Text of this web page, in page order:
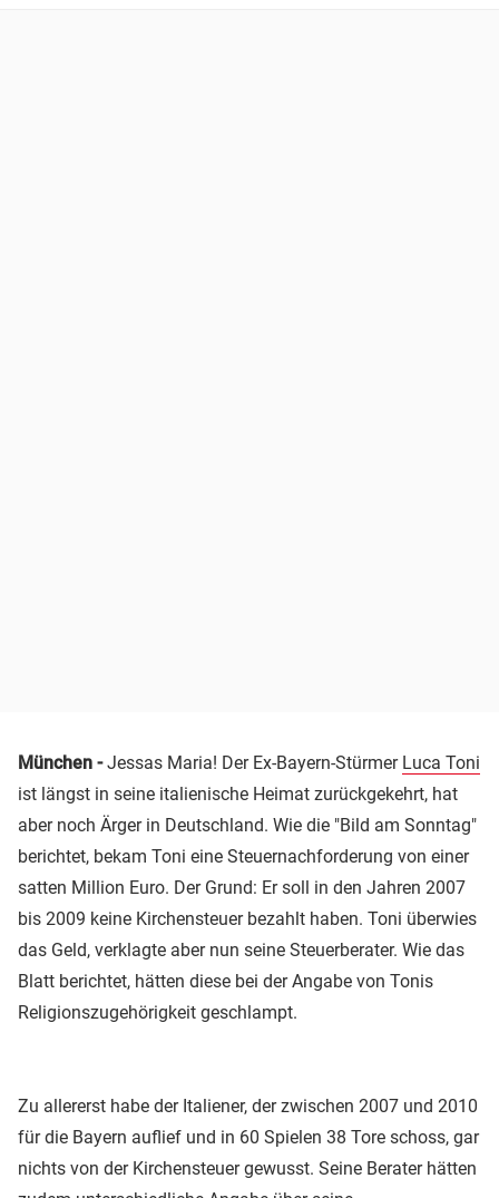
München -Jessas Maria! Der Ex-Bayern-Stürmer Luca Toni
ist längst in seine italienische Heimat zurückgekehrt, hat
aber noch Ärger in Deutschland. Wie die "Bild am Sonntag"
berichtet, bekam Toni eine Steuernachforderung von einer
satten Million Euro. Der Grund: Er soll in den Jahren 2007
bis 2009 keine Kirchensteuer bezahlt haben. Toni überwies
das Geld, verklagte aber nun seine Steuerberater. Wie das
Blatt berichtet, hätten diese bei der Angabe von Tonis
Religionszugehörigkeit geschlampt.
Zu allererst habe der Italiener, der zwischen 2007 und 2010
für die Bayern auflief und in 60 Spielen 38 Tore schoss, gar
nichts von der Kirchensteuer gewusst. Seine Berater hätten